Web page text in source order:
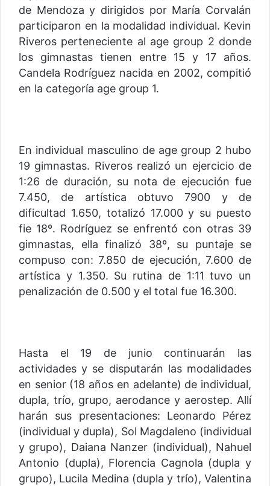
de Mendoza y dirigidos por María Corvalán
participaron en la modalidad individual. Kevin
Riveros perteneciente al age group 2 donde
los gimnastas tienen entre 15 y 17 años.
Candela Rodríguez nacida en 2002, compitió
en la categoría age group 1.
En individual masculino de age group 2 hubo
19 gimnastas. Riveros realizó un ejercicio de
1:26 de duración, su nota de ejecución fue
7.450, de artística obtuvo 7900 y de
dificultad 1.650, totalizó 17.000 y su puesto
fie 18º. Rodríguez se enfrentó con otras 39
gimnastas, ella finalizó 38º, su puntaje se
compuso con: 7.850 de ejecución, 7.600 de
artística y 1.350. Su rutina de 1:11 tuvo un
penalización de 0.500 y el total fue 16.300.
Hasta el 19 de junio continuarán las
actividades y se disputarán las modalidades
en senior (18 años en adelante) de individual,
dupla, trío, grupo, aerodance y aerostep. Allí
harán sus presentaciones: Leonardo Pérez
(individual y dupla), Sol Magdaleno (individual
y grupo), Daiana Nanzer (individual), Nahuel
Antonio (dupla), Florencia Cagnola (dupla y
grupo), Lucila Medina (dupla y trío), Valentina